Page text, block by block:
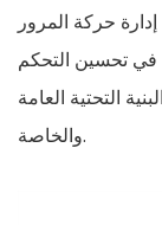
حركة المرور
في تحسين التحكم
التحتية العامة
والخاصة.